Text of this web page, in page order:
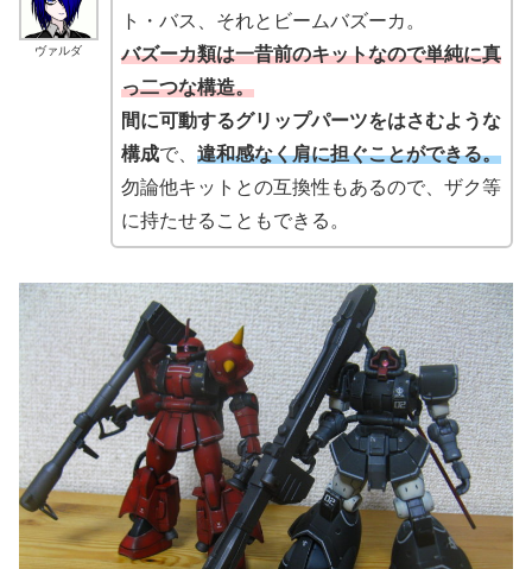
ヴァルダ
ト・バス、それとビームバズーカ。
バズーカ類は一昔前のキットなので単純に真
っ二つな構造。
間に可動するグリップパーツをはさむような
構成で、 違和感なく肩に担ぐことができる。
勿論他キットとの互換性もあるので、ザク等
に持たせることもできる。